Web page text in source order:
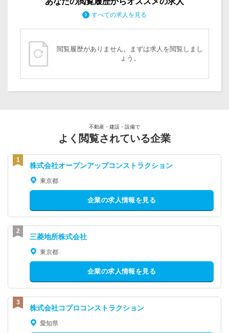
すべての求人を見る
閲覧履歴がありません。まずは求人を閲覧しまし
ょう。
不動産・建設・設備で
よく閲覧されている企業
株式会社オープンアップコンストラクション
東京都
企業の求人情報を見る
三菱地所株式会社
東京都
企業の求人情報を見る
株式会社コプロコンストラクション
愛知県